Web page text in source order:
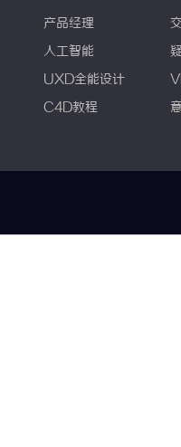
产品经理
人工智能
UXD全能设计
C4D教程